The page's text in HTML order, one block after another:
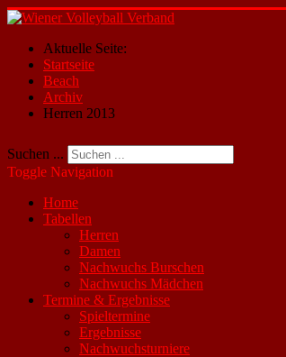
Aktuelle Seite:
Startseite
Beach
Archiv
Herren 2013
Suchen ...
Toggle Navigation
Home
Tabellen
Herren
Damen
Nachwuchs Burschen
Nachwuchs Mädchen
Termine & Ergebnisse
Spieltermine
Ergebnisse
Nachwuchsturniere